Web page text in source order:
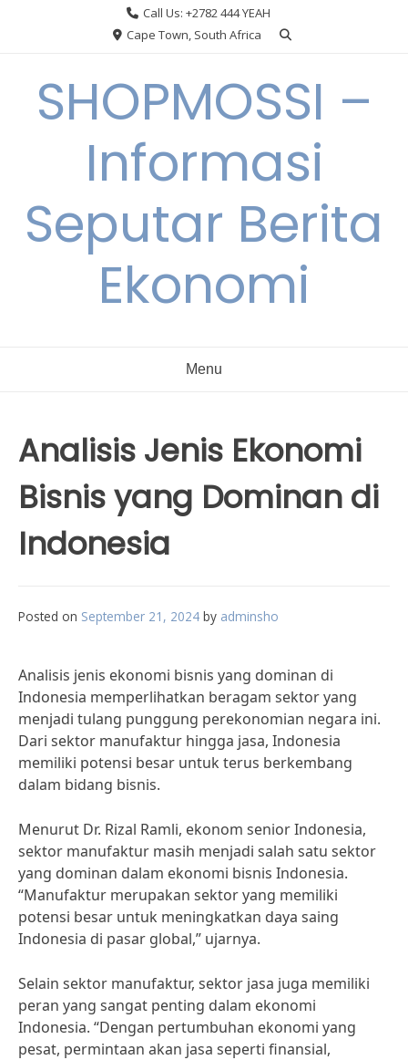
Call Us: +2782 444 YEAH
Cape Town, South Africa
SHOPMOSSI –
Informasi
Seputar Berita
Ekonomi
Menu
Analisis Jenis Ekonomi
Bisnis yang Dominan di
Indonesia
Posted on September 21, 2024 by adminsho
Analisis jenis ekonomi bisnis yang dominan di
Indonesia memperlihatkan beragam sektor yang
menjadi tulang punggung perekonomian negara ini.
Dari sektor manufaktur hingga jasa, Indonesia
memiliki potensi besar untuk terus berkembang
dalam bidang bisnis.
Menurut Dr. Rizal Ramli, ekonom senior Indonesia,
sektor manufaktur masih menjadi salah satu sektor
yang dominan dalam ekonomi bisnis Indonesia.
“Manufaktur merupakan sektor yang memiliki
potensi besar untuk meningkatkan daya saing
Indonesia di pasar global,” ujarnya.
Selain sektor manufaktur, sektor jasa juga memiliki
peran yang sangat penting dalam ekonomi
Indonesia. “Dengan pertumbuhan ekonomi yang
pesat, permintaan akan jasa seperti finansial,